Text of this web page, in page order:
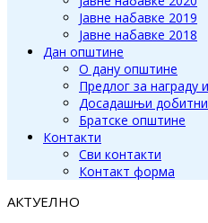
Јавне набавке 2019
Јавне набавке 2018
Дан општине
О дану општине
Предлог за награду
Досадашњи
Братске општине
Контакти
Сви контакти
Контакт форма
АКТУЕЛНО